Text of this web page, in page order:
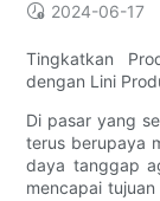
2024-06-17
Tingkatkan
dengan Lini
Di pasar yang
terus berupaya
daya tanggap
mencapai